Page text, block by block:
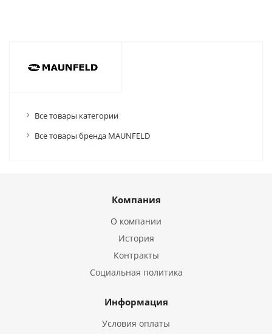
Все товары категории
Все товары бренда MAUNFELD
Компания
О компании
История
Контракты
Социальная политика
Информация
Условия оплаты